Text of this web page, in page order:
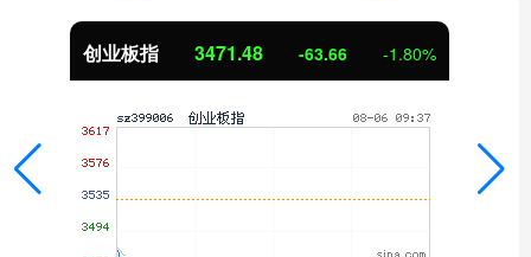
创业板指 3471.48 -63.66 -1.80%